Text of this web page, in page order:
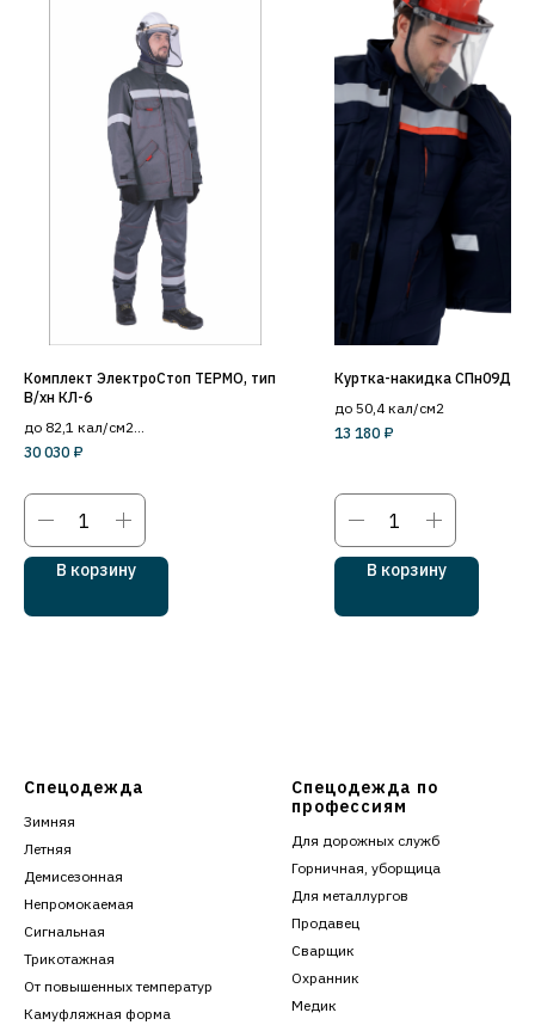
Комплект ЭлектроСтоп ТЕРМО, тип
В/хн КЛ-6
до 82,1 кал/см2
уровень защиты 7й
30 030 ₽
В корзину
Куртка-накидка СПн09Д,
до 50,4 кал/см2
13 180 ₽
В корзину
Спецодежда
Зимняя
Летняя
Демисезонная
Непромокаемая
Сигнальная
Трикотажная
От повышенных температур
Камуфляжная форма
Спецодежда по
профессиям
Для дорожных служб
Горничная, уборщица
Для металлургов
Продавец
Сварщик
Охранник
Медик